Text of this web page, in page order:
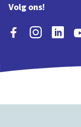
Volg ons!